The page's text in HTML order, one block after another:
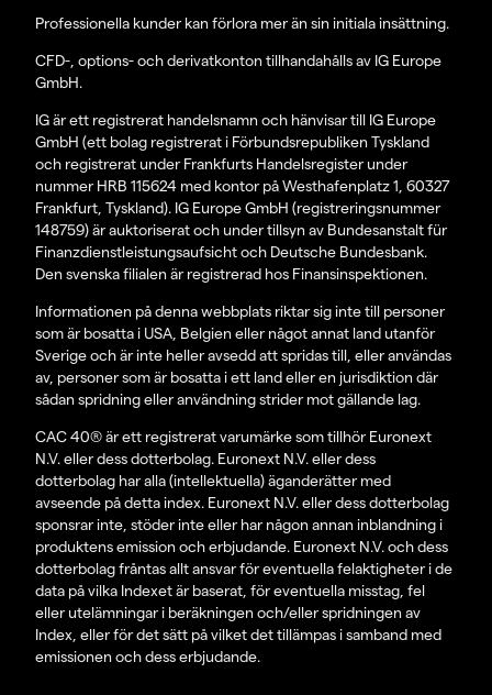
Professionella kunder kan förlora mer än sin initiala insättning.
CFD-, options- och derivatkonton tillhandahålls av IG Europe
GmbH.
IG är ett registrerat handelsnamn och hänvisar till IG Europe
GmbH (ett bolag registrerat i Förbundsrepubliken Tyskland
och registrerat under Frankfurts Handelsregister under
nummer HRB 115624 med kontor på Westhafenplatz 1, 60327
Frankfurt, Tyskland). IG Europe GmbH (registreringsnummer
148759) är auktoriserat och under tillsyn av Bundesanstalt für
Finanzdienstleistungsaufsicht och Deutsche Bundesbank.
Den svenska filialen är registrerad hos Finansinspektionen.
Informationen på denna webbplats riktar sig inte till personer
som är bosatta i USA, Belgien eller något annat land utanför
Sverige och är inte heller avsedd att spridas till, eller användas
av, personer som är bosatta i ett land eller en jurisdiktion där
sådan spridning eller användning strider mot gällande lag.
CAC 40® är ett registrerat varumärke som tillhör Euronext
N.V. eller dess dotterbolag. Euronext N.V. eller dess
dotterbolag har alla (intellektuella) äganderätter med
avseende på detta index. Euronext N.V. eller dess dotterbolag
sponsrar inte, stöder inte eller har någon annan inblandning i
produktens emission och erbjudande. Euronext N.V. och dess
dotterbolag fråntas allt ansvar för eventuella felaktigheter i de
data på vilka Indexet är baserat, för eventuella misstag, fel
eller utelämningar i beräkningen och/eller spridningen av
Index, eller för det sätt på vilket det tillämpas i samband med
emissionen och dess erbjudande.